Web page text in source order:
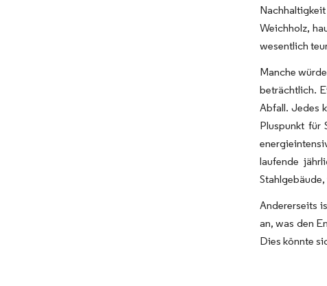
Weichholz,
wesentlich
Manche
beträchtlich.
Abfall. Jedes
Pluspunkt für
laufende
Andererseits
an, was den
Dies könnte